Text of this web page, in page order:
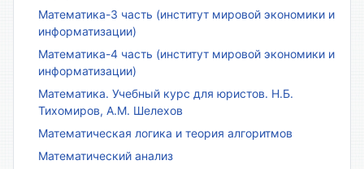
Математика-3 часть (институт мировой экономики и
информатизации)
Математика-4 часть (институт мировой экономики и
информатизации)
Математика. Учебный курс для юристов. Н.Б.
Тихомиров, А.М. Шелехов
Математическая логика и теория алгоритмов
Математический анализ